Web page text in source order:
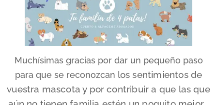
Muchísimas gracias por dar un pequeño paso
para que se reconozcan los sentimientos de
vuestra mascota y por contribuir a que las que